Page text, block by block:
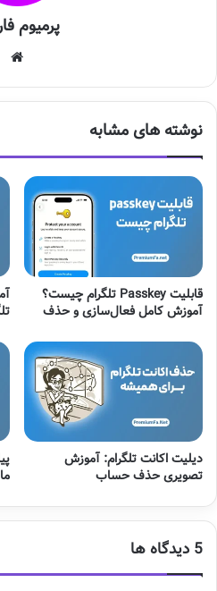
پرمیوم
نوشته های مشابه
قابلیت Passkey تلگرام چیست؟
آموزش کامل فعال‌سازی و حذف
دیلیت اکانت تلگرام: آموزش
تصویری حذف حساب
‫5 دیدگاه ها